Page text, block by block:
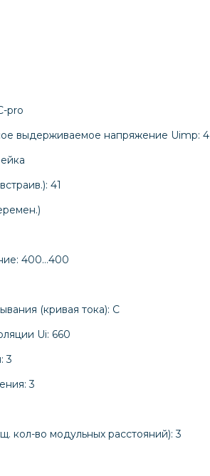
pro
выдерживаемое напряжение Uimp: 4
41
400…400
(кривая тока): C
Ui: 660
3
3
кол-во модульных расстояний): 3